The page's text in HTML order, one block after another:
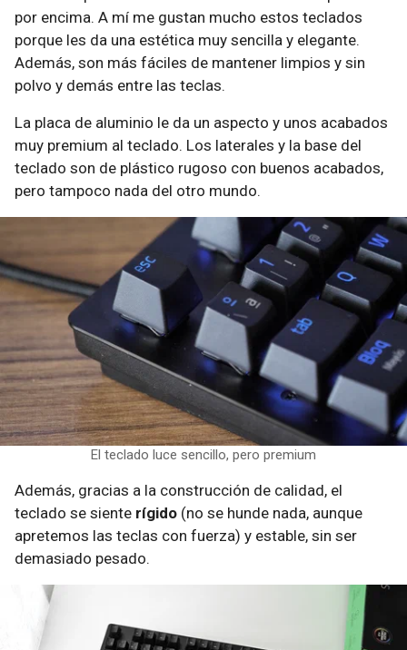
por encima. A mí me gustan mucho estos teclados
porque les da una estética muy sencilla y elegante.
Además, son más fáciles de mantener limpios y sin
polvo y demás entre las teclas.
La placa de aluminio le da un aspecto y unos acabados
muy premium al teclado. Los laterales y la base del
teclado son de plástico rugoso con buenos acabados,
pero tampoco nada del otro mundo.
El teclado luce sencillo, pero premium
Además, gracias a la construcción de calidad, el
teclado se siente rígido (no se hunde nada, aunque
apretemos las teclas con fuerza) y estable, sin ser
demasiado pesado.